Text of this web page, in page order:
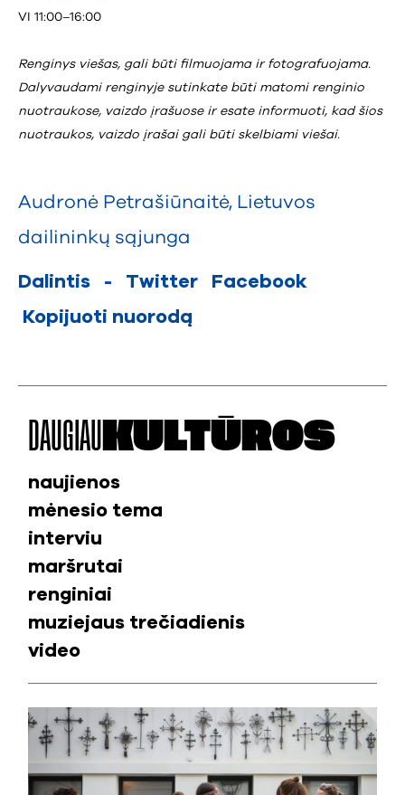
VI 11:00–16:00
Renginys viešas, gali būti filmuojama ir fotografuojama.
Dalyvaudami renginyje sutinkate būti matomi renginio
nuotraukose, vaizdo įrašuose ir esate informuoti, kad šios
nuotraukos, vaizdo įrašai gali būti skelbiami viešai.
Audronė Petrašiūnaitė, Lietuvos
dailininkų sąjunga
Dalintis - Twitter
Facebook
Kopijuoti nuorodą
DAUGIAU KULTŪROS
naujienos
mėnesio tema
interviu
maršrutai
renginiai
muziejaus trečiadienis
video